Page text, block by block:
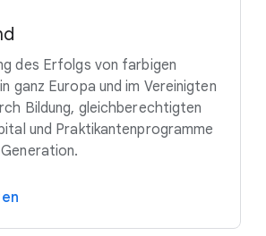
des Erfolgs von farbigen
ganz Europa und im Vereinigten
Bildung, gleichberechtigten
und Praktikantenprogramme